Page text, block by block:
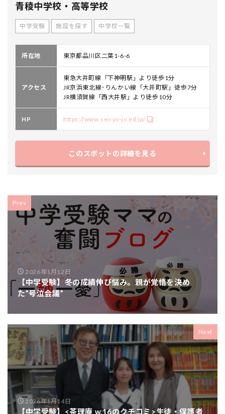
青稜中学校・高等学校
中学受験 施設を探す 中学校一覧
所在地 東京都品川区二葉1-6-6
アクセス
東急大井町線「下神明駅」より徒歩1分
JR京浜東北線･りんかい線「大井町駅」徒歩7分
JR横須賀線「西大井駅」より徒歩10分
HP https://www.seiryo-js.ed.jp/
このスポットの詳細を見る
Prev
2026年1月12日
【中学受験】冬の成績伸び悩み。親が覚悟を決め
た”号泣会議”
Next
2026年1月14日
【中学受験】<茶理庵 w.16のクチコミ>生徒・保護者